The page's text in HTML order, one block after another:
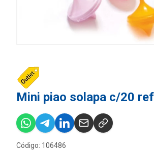
Mini piao solapa c/20
Código: 106486